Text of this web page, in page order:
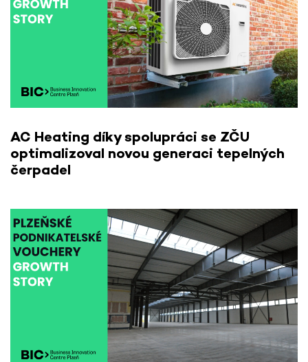
AC Heating díky spolupráci se ZČU
optimalizoval novou generaci tepelných
čerpadel